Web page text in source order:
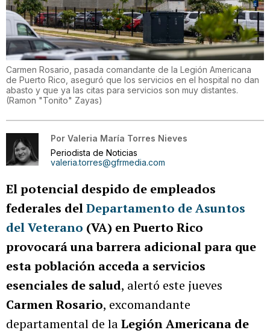
Carmen Rosario, pasada comandante de la Legión Americana
de Puerto Rico, aseguró que los servicios en el hospital no dan
abasto y que ya las citas para servicios son muy distantes.
(Ramon "Tonito" Zayas)
Por Valeria María Torres Nieves
Periodista de Noticias
valeria.torres@gfrmedia.com
El potencial despido de empleados
federales delDepartamento de Asuntos
del Veterano (VA) en Puerto Rico
provocará una barrera adicional para que
esta población acceda a servicios
esenciales de salud, alertó este jueves
Carmen Rosario, excomandante
departamental de laLegión Americana de